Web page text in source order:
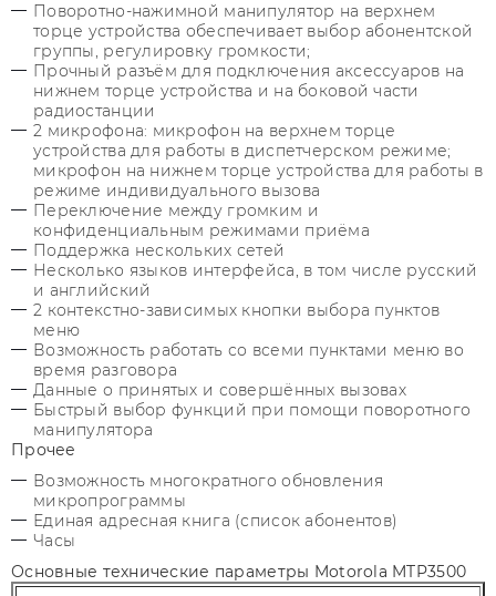
Поворотно-нажимной манипулятор на верхнем
торце устройства обеспечивает выбор абонентской
группы, регулировку громкости;
Прочный разъём для подключения аксессуаров на
нижнем торце устройства и на боковой части
радиостанции
2 микрофона: микрофон на верхнем торце
устройства для работы в диспетчерском режиме;
микрофон на нижнем торце устройства для работы в
режиме индивидуального вызова
Переключение между громким и
конфиденциальным режимами приёма
Поддержка нескольких сетей
Несколько языков интерфейса, в том числе русский
и английский
2 контекстно-зависимых кнопки выбора пунктов
меню
Возможность работать со всеми пунктами меню во
время разговора
Данные о принятых и совершённых вызовах
Быстрый выбор функций при помощи поворотного
манипулятора
Прочее
Возможность многократного обновления
микропрограммы
Единая адресная книга (список абонентов)
Часы
Основные технические параметры Motorola MTP3500